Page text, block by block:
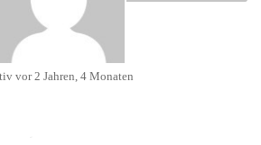
vor 2 Jahren, 4 Monaten